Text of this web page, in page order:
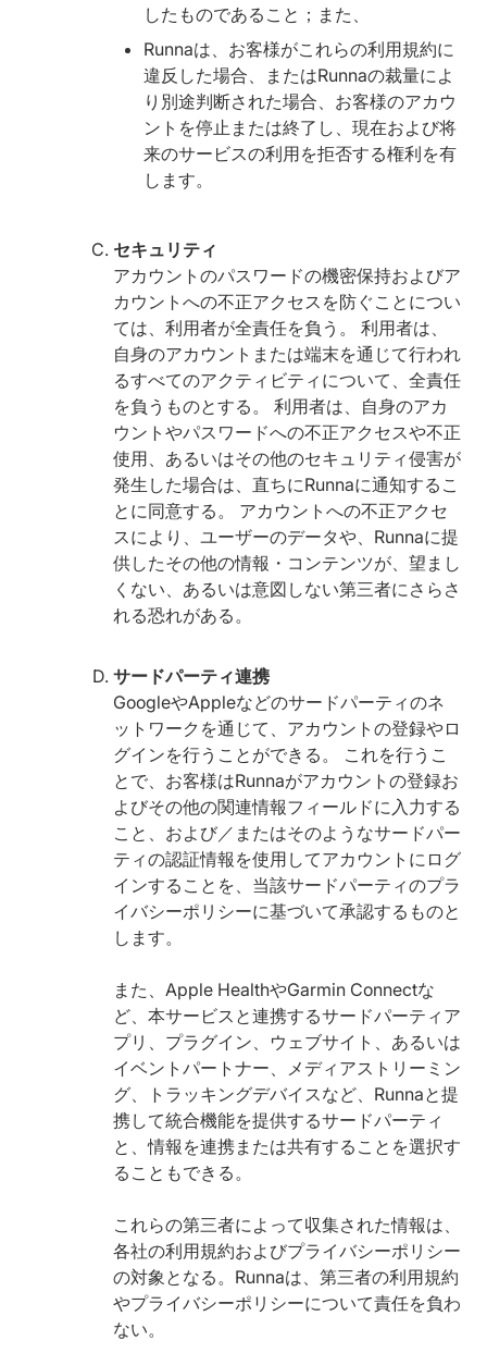
したものであること；また、
Runnaは、お客様がこれらの利用規約に
違反した場合、またはRunnaの裁量によ
り別途判断された場合、お客様のアカウ
ントを停止または終了し、現在および将
来のサービスの利用を拒否する権利を有
します。
セキュリティ
アカウントのパスワードの機密保持およびア
カウントへの不正アクセスを防ぐことについ
ては、利用者が全責任を負う。 利用者は、
自身のアカウントまたは端末を通じて行われ
るすべてのアクティビティについて、全責任
を負うものとする。 利用者は、自身のアカ
ウントやパスワードへの不正アクセスや不正
使用、あるいはその他のセキュリティ侵害が
発生した場合は、直ちにRunnaに通知するこ
とに同意する。 アカウントへの不正アクセ
スにより、ユーザーのデータや、Runnaに提
供したその他の情報・コンテンツが、望まし
くない、あるいは意図しない第三者にさらさ
れる恐れがある。
サードパーティ連携
GoogleやAppleなどのサードパーティのネ
ットワークを通じて、アカウントの登録やロ
グインを行うことができる。 これを行うこ
とで、お客様はRunnaがアカウントの登録お
よびその他の関連情報フィールドに入力する
こと、および／またはそのようなサードパー
ティの認証情報を使用してアカウントにログ
インすることを、当該サードパーティのプラ
イバシーポリシーに基づいて承認するものと
します。
また、Apple HealthやGarmin Connectな
ど、本サービスと連携するサードパーティア
プリ、プラグイン、ウェブサイト、あるいは
イベントパートナー、メディアストリーミン
グ、トラッキングデバイスなど、Runnaと提
携して統合機能を提供するサードパーティ
と、情報を連携または共有することを選択す
ることもできる。
これらの第三者によって収集された情報は、
各社の利用規約およびプライバシーポリシー
の対象となる。Runnaは、第三者の利用規約
やプライバシーポリシーについて責任を負わ
ない。